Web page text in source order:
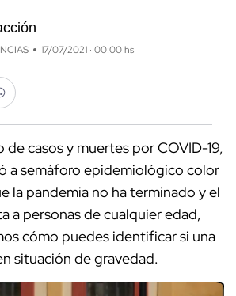
17/07/2021 · 00:00 hs
de casos y muertes por COVID-19,
a semáforo epidemiológico color
la pandemia no ha terminado y el
a personas de cualquier edad,
cómo puedes identificar si una
situación de gravedad.